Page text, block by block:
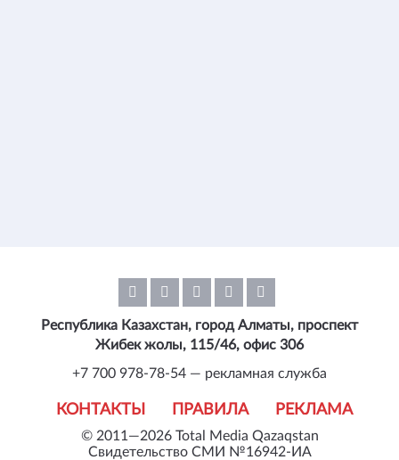
© 2011—2026 Total Media Qazaqstan
Свидетельство СМИ №16942-ИА
КОНТАКТЫ ПРАВИЛА РЕКЛАМА
Республика Казахстан, город Алматы, проспект
Жибек жолы, 115/46, офис 306
+7 700 978-78-54 — рекламная служба